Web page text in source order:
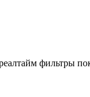
фильтры